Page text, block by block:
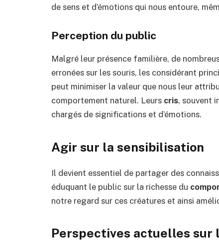
de sens et d’émotions qui nous entoure,
Perception du public
Malgré leur présence familière, de
erronées sur les souris, les considérant
peut minimiser la valeur que nous leur
comportement naturel. Leurs cris, souvent
chargés de significations et d’émotions.
Agir sur la sensibilisation
Il devient essentiel de partager des
éduquant le public sur la richesse du
notre regard sur ces créatures et ainsi
Perspectives actuelles sur